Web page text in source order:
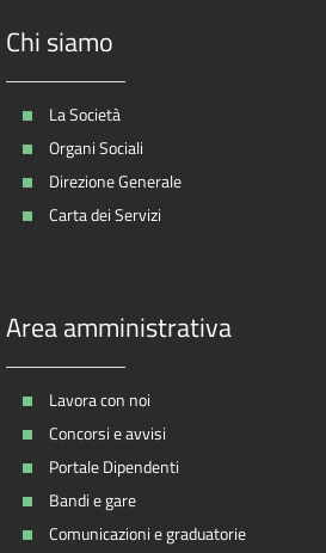
Chi siamo
La Società
Organi Sociali
Direzione Generale
Carta dei Servizi
Area amministrativa
Lavora con noi
Concorsi e avvisi
Portale Dipendenti
Bandi e gare
Comunicazioni e graduatorie